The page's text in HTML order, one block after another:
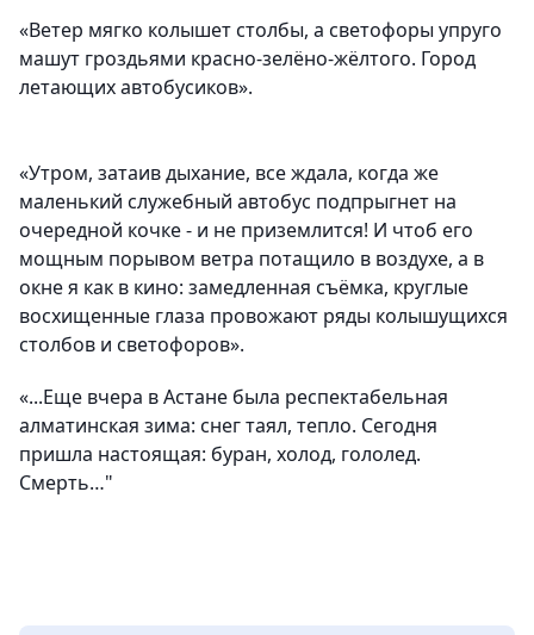
«Ветер мягко колышет столбы, а светофоры упруго
машут гроздьями красно-зелёно-жёлтого. Город
летающих автобусиков».
«Утром, затаив дыхание, все ждала, когда же
маленький служебный автобус подпрыгнет на
очередной кочке - и не приземлится! И чтоб его
мощным порывом ветра потащило в воздухе, а в
окне я как в кино: замедленная съёмка, круглые
восхищенные глаза провожают ряды колышущихся
столбов и светофоров».
«...Еще вчера в Астане была респектабельная
алматинская зима: снег таял, тепло. Сегодня
пришла настоящая: буран, холод, гололед.
Смерть…"